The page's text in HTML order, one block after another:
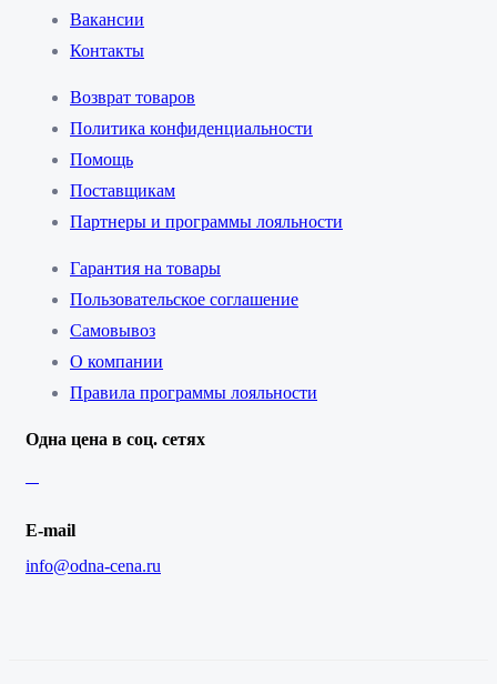
Вакансии
Контакты
Возврат товаров
Политика конфиденциальности
Помощь
Поставщикам
Партнеры и программы лояльности
Гарантия на товары
Пользовательское соглашение
Самовывоз
О компании
Правила программы лояльности
Одна цена в соц. сетях
E-mail
info@odna-cena.ru